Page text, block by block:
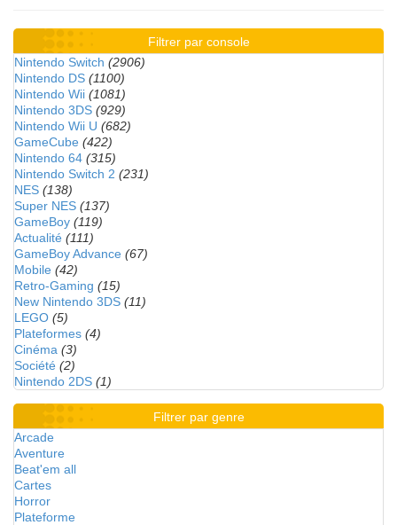
Filtrer par console
Nintendo Switch (2906)
Nintendo DS (1100)
Nintendo Wii (1081)
Nintendo 3DS (929)
Nintendo Wii U (682)
GameCube (422)
Nintendo 64 (315)
Nintendo Switch 2 (231)
NES (138)
Super NES (137)
GameBoy (119)
Actualité (111)
GameBoy Advance (67)
Mobile (42)
Retro-Gaming (15)
New Nintendo 3DS (11)
LEGO (5)
Plateformes (4)
Cinéma (3)
Société (2)
Nintendo 2DS (1)
Filtrer par genre
Arcade
Aventure
Beat'em all
Cartes
Horror
Plateforme